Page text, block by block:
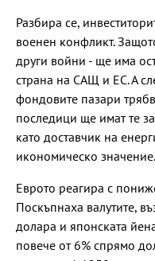
Разбира се,
военен конфликт.
други войни - ще има
страна на САЩ и ЕС. А
фондовите пазари
последици ще имат те
като доставчик на
икономическо значение.
Еврото реагира с
Поскъпнаха валутите,
долара и японската
повече от 6% спрямо